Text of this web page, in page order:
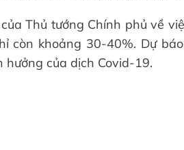
Thủ tướng Chính phủ về
còn khoảng 30-40%. Dự
của dịch Covid-19.